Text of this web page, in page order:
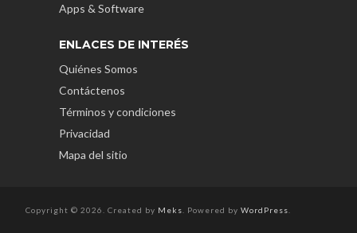
Apps & Software
ENLACES DE INTERÉS
Quiénes Somos
Contáctenos
Términos y condiciones
Privacidad
Mapa del sitio
Copyright © 2026. Created by Meks . Powered by WordPress